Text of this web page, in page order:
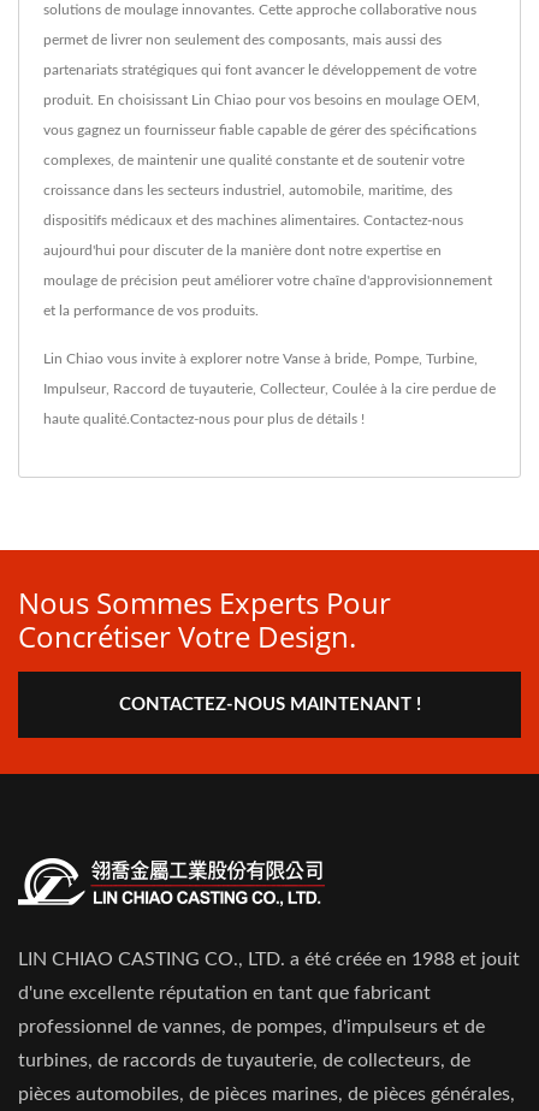
solutions de moulage innovantes. Cette approche collaborative nous
permet de livrer non seulement des composants, mais aussi des
partenariats stratégiques qui font avancer le développement de votre
produit. En choisissant Lin Chiao pour vos besoins en moulage OEM,
vous gagnez un fournisseur fiable capable de gérer des spécifications
complexes, de maintenir une qualité constante et de soutenir votre
croissance dans les secteurs industriel, automobile, maritime, des
dispositifs médicaux et des machines alimentaires. Contactez-nous
aujourd'hui pour discuter de la manière dont notre expertise en
moulage de précision peut améliorer votre chaîne d'approvisionnement
et la performance de vos produits.
Lin Chiao vous invite à explorer notre Vanse à bride Pompe Turbine
Impulseur, Raccord de tuyauterie Collecteur, Coulée à la cire perdue de
haute qualité. Contactez-nous pour plus de détails !
Nous Sommes Experts Pour
Concrétiser Votre Design.
CONTACTEZ-NOUS MAINTENANT !
LIN CHIAO CASTING CO., LTD. a été créée en 1988 et jouit
d'une excellente réputation en tant que fabricant
professionnel de vannes, de pompes, d'impulseurs et de
turbines, de raccords de tuyauterie, de collecteurs, de
pièces automobiles, de pièces marines, de pièces générales,